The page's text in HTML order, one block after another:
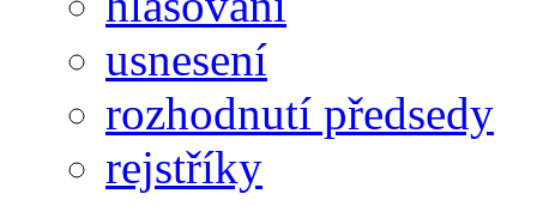
usnesení
rozhodnutí předsedy
rejstříky